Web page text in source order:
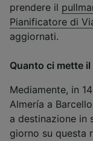
prendere il
Pianificatore di
aggiornati.
Quanto ci mette
Mediamente, in
Almería a
a destinazione in
giorno su questa